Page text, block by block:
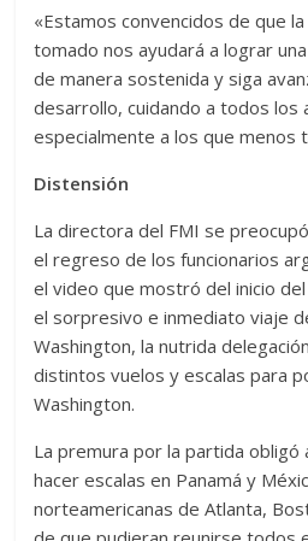
«Estamos convencidos de que
tomado nos ayudará a lograr
de manera sostenida y siga
desarrollo, cuidando a todos los
especialmente a los que menos
Distensión
La directora del FMI se
el regreso de los funcionarios
el video que mostró del inicio
el sorpresivo e inmediato viaje
Washington, la nutrida
distintos vuelos y escalas para
Washington.
La premura por la partida obligó
hacer escalas en Panamá y
norteamericanas de Atlanta,